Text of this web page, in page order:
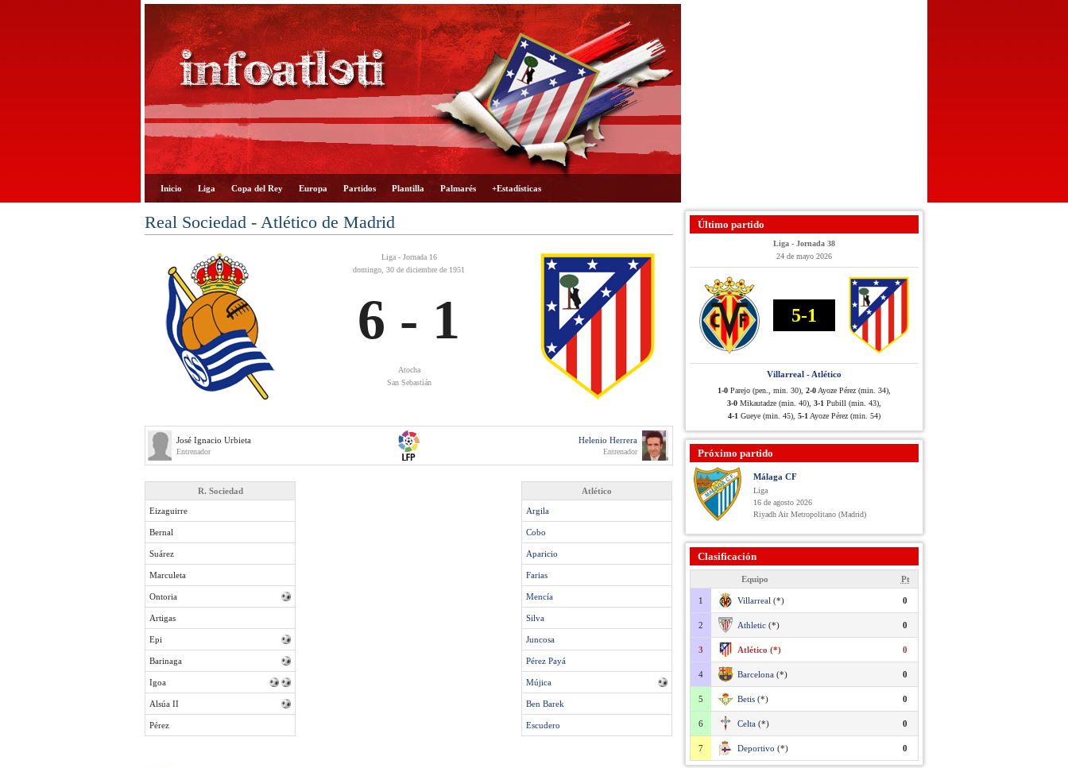
Inicio Liga Copa del Rey Europa Partidos Plantilla Palmarés +Estadísticas
Real Sociedad - Atlético de Madrid
Liga - Jornada 16
domingo, 30 de diciembre de 1951
6 - 1
Atocha
San Sebastián
José Ignacio Urbieta
Entrenador
Helenio Herrera
Entrenador
R. Sociedad
Eizaguirre
Bernal
Suárez
Marculeta
Ontoria
Artigas
Epi
Barinaga
Igoa
Alsúa II
Pérez
Atlético
Argila
Cobo
Aparicio
Farias
Mencía
Silva
Juncosa
Pérez Payá
Mújica
Ben Barek
Escudero
Último partido
Liga - Jornada 38
24 de mayo 2026
5-1
Villarreal - Atlético
1-0 Parejo (pen., min. 30), 2-0 Ayoze Pérez (min. 34),
3-0 Mikautadze (min. 40), 3-1 Pubill (min. 43),
4-1 Gueye (min. 45), 5-1 Ayoze Pérez (min. 54)
Próximo partido
Málaga CF
Liga
16 de agosto 2026
Riyadh Air Metropolitano (Madrid)
Clasificación
Equipo Pt
1 Villarreal (*) 0
2 Athletic (*) 0
3 Atlético (*) 0
4 Barcelona (*) 0
5 Betis (*) 0
6 Celta (*) 0
7 Deportivo (*) 0